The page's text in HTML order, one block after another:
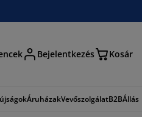
Bejelentkezés Kosár
ÁruházakVevőszolgálatB2BÁllás